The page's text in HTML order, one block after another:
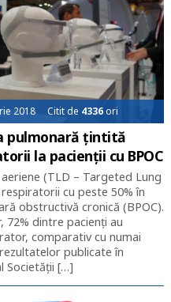
2018 Citit de 4336ori
pulmonară țintită
la pacienții cu BPOC
(TLD – Targeted Lung
cu peste 50% în
obstructivă cronică (BPOC).
dintre pacienți au
comparativ cu numai
publicate în
Societății […]